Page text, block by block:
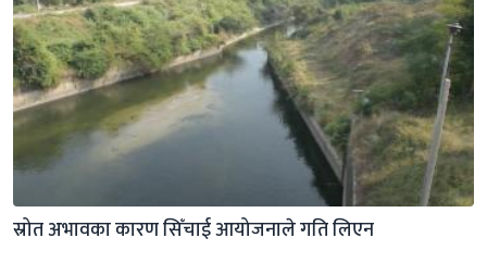
स्रोत अभावका कारण सिँचाई आयोजनाले गति लिएन